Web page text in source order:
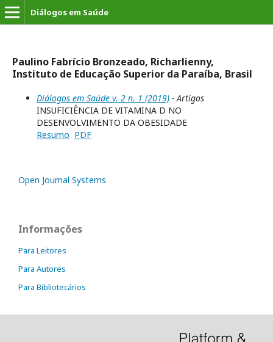
Diálogos em Saúde
Paulino Fabrício Bronzeado, Richarlienny,
Instituto de Educação Superior da Paraíba, Brasil
Diálogos em Saúde v. 2 n. 1 (2019) - Artigos
INSUFICIÊNCIA DE VITAMINA D NO
DESENVOLVIMENTO DA OBESIDADE
Resumo PDF
Open Journal Systems
Informações
Para Leitores
Para Autores
Para Bibliotecários